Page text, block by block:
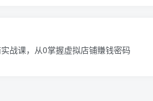
战课，从0掌握虚拟店铺賺钱密码